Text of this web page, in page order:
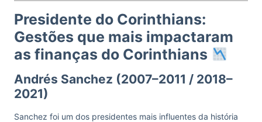
Presidente do Corinthians:
Gestões que mais impactaram
as finanças do Corinthians
Andrés Sanchez (2007–2011 / 2018–
2021)
Sanchez foi um dos presidentes mais influentes da história